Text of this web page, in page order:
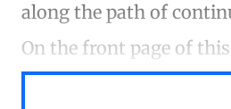
along the path of
On the front page of